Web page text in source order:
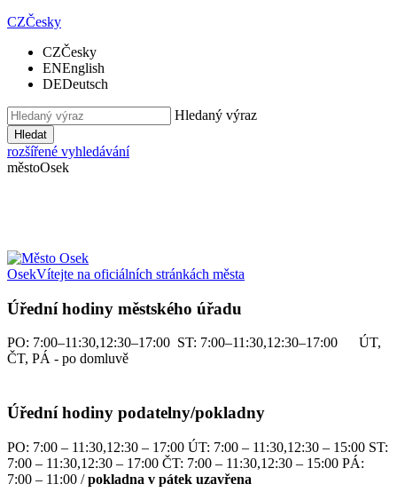
CZČesky
CZČesky
ENEnglish
DEDeutsch
Hledaný výraz
Hledat
rozšířené vyhledávání
městoOsek
OsekVítejte na oficiálních stránkách města
Úřední hodiny městského úřadu
PO: 7:00–11:30,12:30–17:00 ST: 7:00–11:30,12:30–17:00 ÚT,
ČT, PÁ - po domluvě
Úřední hodiny podatelny/pokladny
PO: 7:00 – 11:30,12:30 – 17:00 ÚT: 7:00 – 11:30,12:30 – 15:00 ST:
7:00 – 11:30,12:30 – 17:00 ČT: 7:00 – 11:30,12:30 – 15:00 PÁ:
7:00 – 11:00 /pokladna v pátek uzavřena